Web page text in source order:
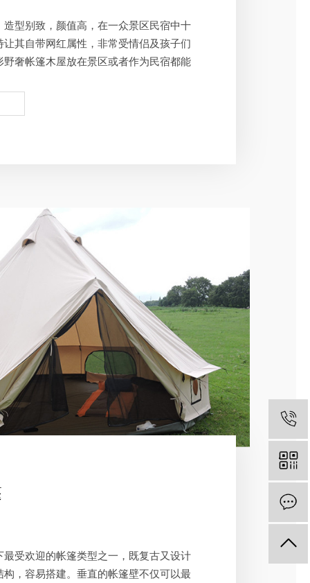
造型别致，颜值高，在一众景区民宿中十
其自带网红属性，非常受情侣及孩子们
野奢帐篷木屋放在景区或者作为民宿都能
最受欢迎的帐篷类型之一，既复古又设计
构，容易搭建。垂直的帐篷壁不仅可以最